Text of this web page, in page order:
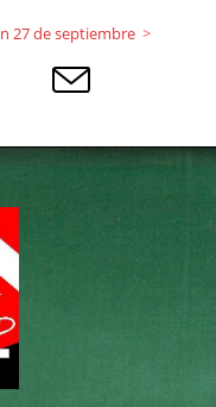
27 de septiembre >